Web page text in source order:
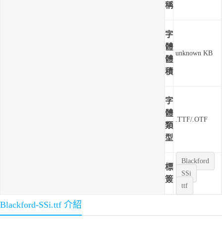
稱
字
體
體
積
unknown KB
字
體
類
型
.TTF/.OTF
標
簽
Blackford
SSi
ttf
Blackford-SSi.ttf 介紹